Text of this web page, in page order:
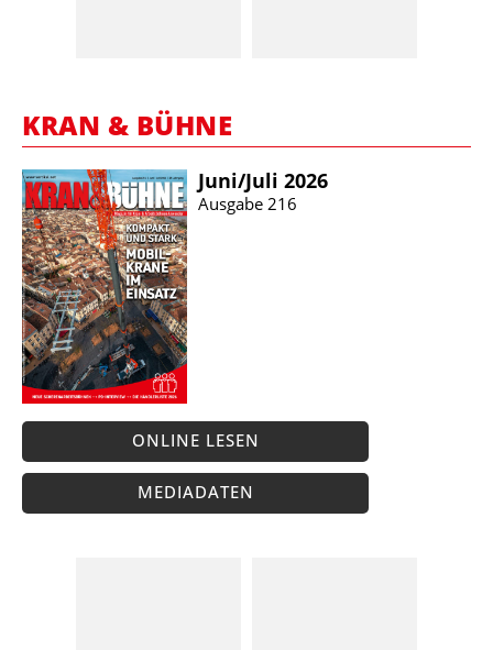
KRAN & BÜHNE
Juni/​Juli 2026
Ausgabe 216
ONLINE LESEN
MEDIADATEN